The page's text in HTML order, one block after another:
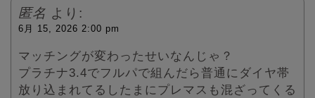
匿名 より:
6月 15, 2026 2:00 pm
マッチングが変わったせいなんじゃ？
プラチナ3.4でフルパで組んだら普通にダイヤ帯
放り込まれてるしたまにプレマスも混ざってくる